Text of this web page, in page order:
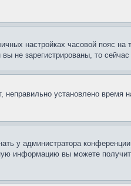
настройках часовой пояс на
не зарегистрированы, то
неправильно установлено время
у администратора
информацию вы можете